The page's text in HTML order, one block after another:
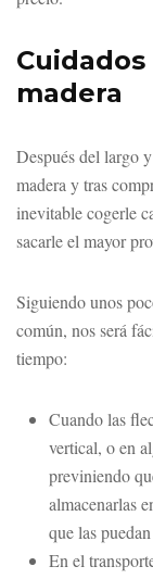
madera
Después del largo
madera y tras
inevitable cogerle
sacarle el mayor
Siguiendo unos
común, nos será
tiempo:
Cuando las
vertical, o en
previniendo
almacenarlas
que las
En el